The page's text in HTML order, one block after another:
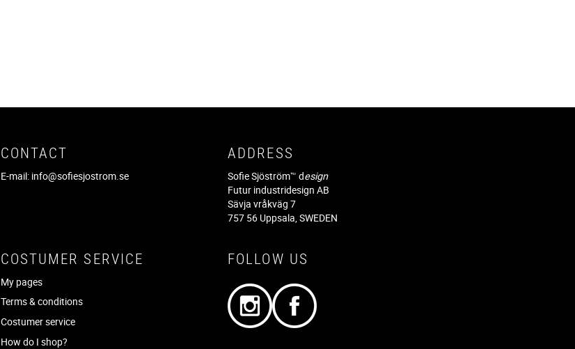
CONTACT
E-mail: info@sofiesjostrom.se
ADDRESS
Sofie Sjöström™ design
Futur industridesign AB
Sävja vråkväg 7
757 56 Uppsala, SWEDEN
COSTUMER SERVICE
My pages
Terms & conditions
Costumer service
How do I shop?
FOLLOW US